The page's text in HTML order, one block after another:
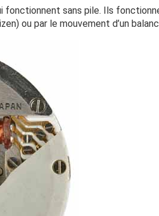
sans pile. Ils
ou par le mouvement d’un